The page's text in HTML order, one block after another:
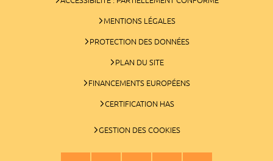
MENTIONS LÉGALES
PROTECTION DES DONNÉES
PLAN DU SITE
FINANCEMENTS EUROPÉENS
CERTIFICATION HAS
GESTION DES COOKIES